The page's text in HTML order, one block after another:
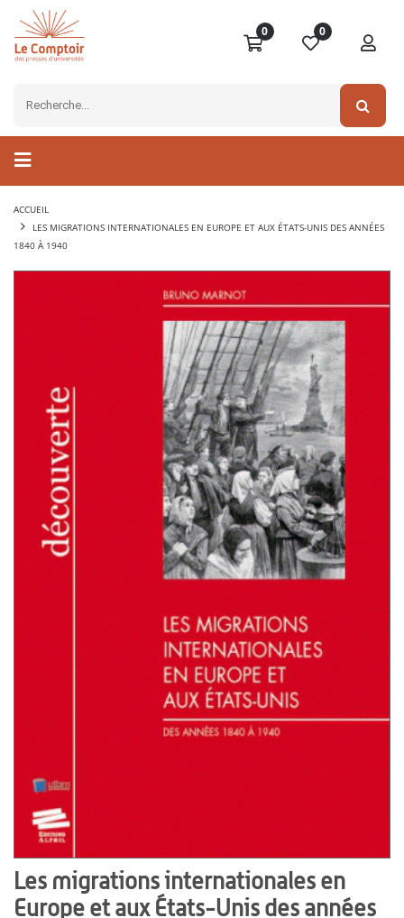
0 0
ACCUEIL
LES MIGRATIONS INTERNATIONALES EN EUROPE ET AUX ÉTATS-UNIS DES ANNÉES
1840 À 1940
Les migrations internationales en
Europe et aux États-Unis des années